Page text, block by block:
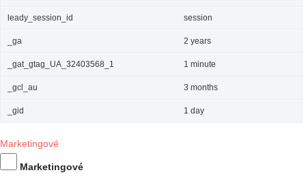
leady_session_id session
_ga 2 years
_gat_gtag_UA_32403568_1 1 minute
_gcl_au 3 months
_gid 1 day
Marketingové
Marketingové